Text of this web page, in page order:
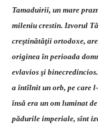
Tamaduirii, un mare
mileniu crestin. Izvorul
creştinătăţii ortodoxe,
originea în perioada
evlavios şi binecredincios.
a întîlnit un orb, pe care
însă era un om luminat
pădurile imperiale, sînt